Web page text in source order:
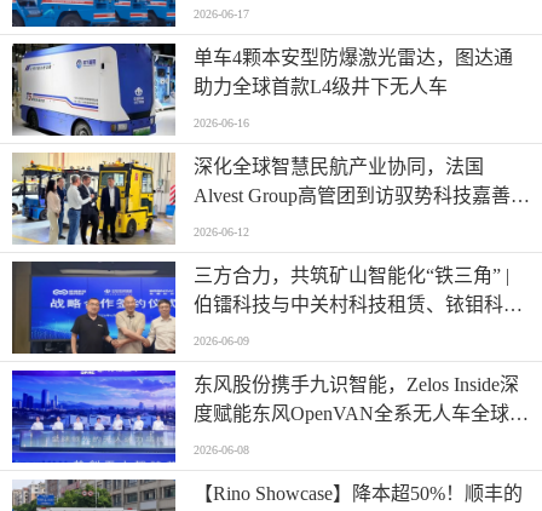
2026-06-17
单车4颗本安型防爆激光雷达，图达通
助力全球首款L4级井下无人车
2026-06-16
深化全球智慧民航产业协同，法国
Alvest Group高管团到访驭势科技嘉善研
发测试和应用创新中心
2026-06-12
三方合力，共筑矿山智能化“铁三角” |
伯镭科技与中关村科技租赁、铱钼科技
正式签署三方战略合作协议
2026-06-09
东风股份携手九识智能，Zelos Inside深
度赋能东风OpenVAN全系无人车全球首
发
2026-06-08
【Rino Showcase】降本超50%！顺丰的